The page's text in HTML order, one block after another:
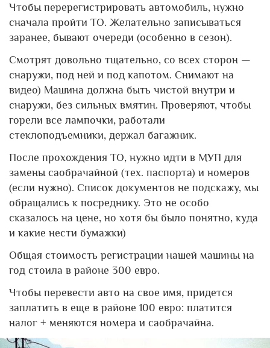
Чтобы перерегистрировать автомобиль, нужно
сначала пройти ТО. Желательно записываться
заранее, бывают очереди (особенно в сезон).
Смотрят довольно тщательно, со всех сторон —
снаружи, под ней и под капотом. Снимают на
видео) Машина должна быть чистой внутри и
снаружи, без сильных вмятин. Проверяют, чтобы
горели все лампочки, работали
стеклоподъемники, держал багажник.
После прохождения ТО, нужно идти в МУП для
замены саобрачайной (тех. паспорта) и номеров
(если нужно). Список документов не подскажу, мы
обращались к посреднику. Это не особо
сказалось на цене, но хотя бы было понятно, куда
и какие нести бумажки)
Общая стоимость регистрации нашей машины на
год стоила в районе 300 евро.
Чтобы перевести авто на свое имя, придется
заплатить в еще в районе 100 евро: платится
налог + меняются номера и саобрачайна.